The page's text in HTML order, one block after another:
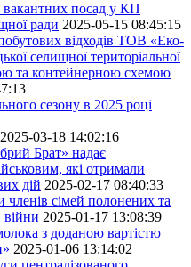
вакантних посад у КП
ради 2025-05-15 08:45:15
відходів ТОВ «Еко-
селищної територіальної
та контейнерною схемою
сезону в 2025 році
2025-03-18 14:02:16
Брат» надає
які отримали
дій 2025-02-17 08:40:33
сімей полонених та
війни 2025-01-17 13:08:39
з доданою вартістю
2025-01-06 13:14:02